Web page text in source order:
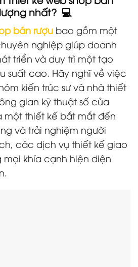
nhất? 💻
bán rượu bao gồm một
nghiệp giúp doanh
triển và duy trì một tạo
suất cao. Hãy nghĩ về việc
kiến trúc sư và nhà thiết
gian kỹ thuật số của
một thiết kế bắt mắt đến
và trải nghiệm người
các dịch vụ thiết kế giao
khía cạnh hiện diện